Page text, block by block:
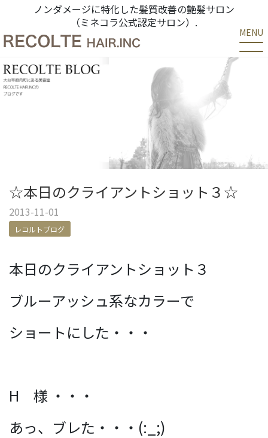
ノンダメージに特化した髪質改善の艶髪サロン
（ミネコラ公式認定サロン）.
MENU
☆本日のクライアントショット３☆
2013-11-01
レコルトブログ
本日のクライアントショット３
ブルーアッシュ系なカラーで
ショートにした・・・
H 様 ・・・
あっ、ブレた・・・(:_;)